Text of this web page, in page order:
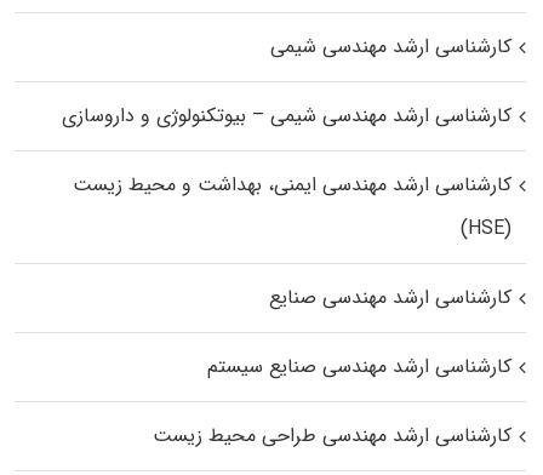
کارشناسی ارشد مهندسی شیمی
کارشناسی ارشد مهندسی شیمی – بیوتکنولوژی و داروسازی
کارشناسی ارشد مهندسی ایمنی، بهداشت و محیط زیست
(HSE)
کارشناسی ارشد مهندسی صنایع
کارشناسی ارشد مهندسی صنایع سیستم
کارشناسی ارشد مهندسی طراحی محیط زیست